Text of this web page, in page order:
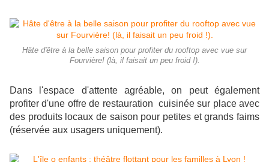
Hâte d'être à la belle saison pour profiter du rooftop avec vue sur
Fourvière! (là, il faisait un peu froid !).
Dans l'espace d'attente agréable, on peut également
profiter d'une offre de restauration cuisinée sur place avec
des produits locaux de saison pour petites et grands faims
(réservée aux usagers uniquement).